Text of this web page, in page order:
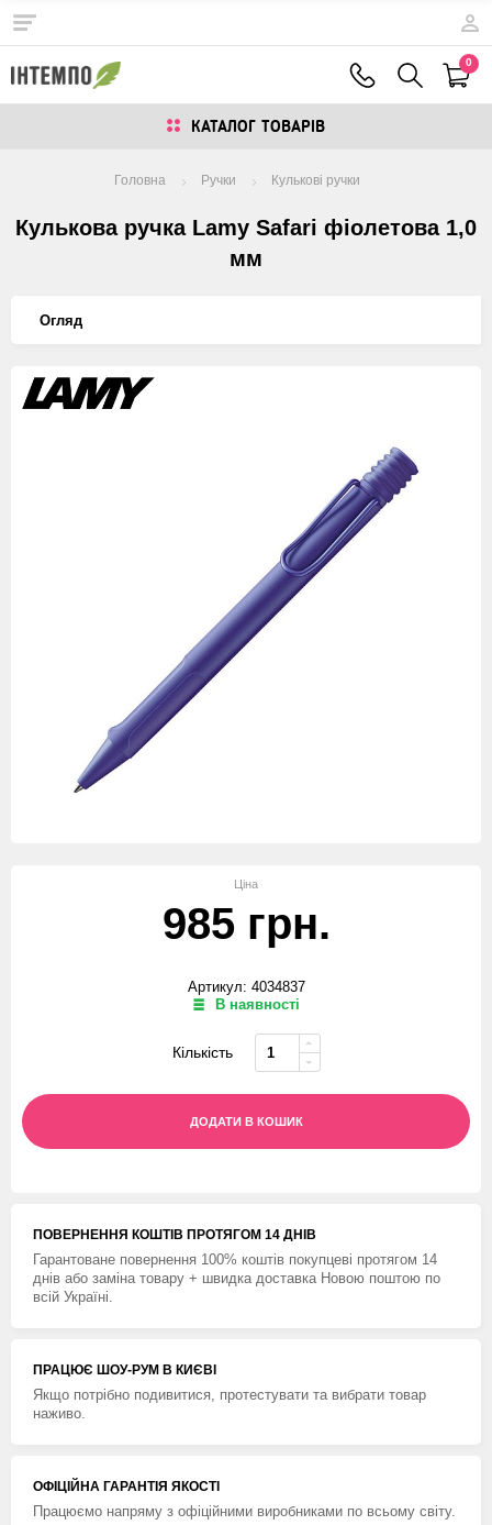
0
КАТАЛОГ ТОВАРIВ
Головна Ручки Кулькові ручки
Кулькова ручка Lamy Safari фіолетова 1,0
мм
Огляд
Изображения
Ціна
985 грн.
Артикул: 4034837
В наявності
Кількість
ДОДАТИ В КОШИК
ПОВЕРНЕННЯ КОШТIВ ПРОТЯГОМ 14 ДНIВ
Гарантоване повернення 100% коштів покупцеві протягом 14
днів або заміна товару + швидка доставка Новою поштою по
всій Україні.
ПРАЦЮЄ ШОУ-РУМ В КИЄВІ
Якщо потрібно подивитися, протестувати та вибрати товар
наживо.
ОФІЦІЙНА ГАРАНТІЯ ЯКОСТІ
Працюємо напряму з офіційними виробниками по всьому світу.